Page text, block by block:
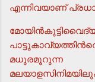
എന്നിവയാണ്
മധുരമൂറുന്ന